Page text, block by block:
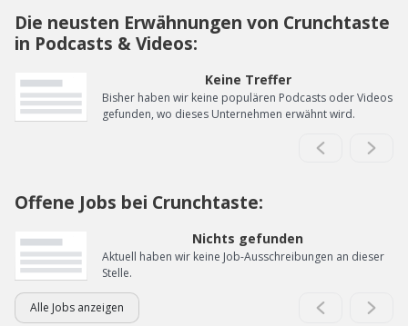
Die neusten Erwähnungen von Crunchtaste
in Podcasts & Videos:
Keine Treffer
Bisher haben wir keine populären Podcasts oder Videos
gefunden, wo dieses Unternehmen erwähnt wird.
Offene Jobs bei Crunchtaste:
Nichts gefunden
Aktuell haben wir keine Job-Ausschreibungen an dieser
Stelle.
Alle Jobs anzeigen